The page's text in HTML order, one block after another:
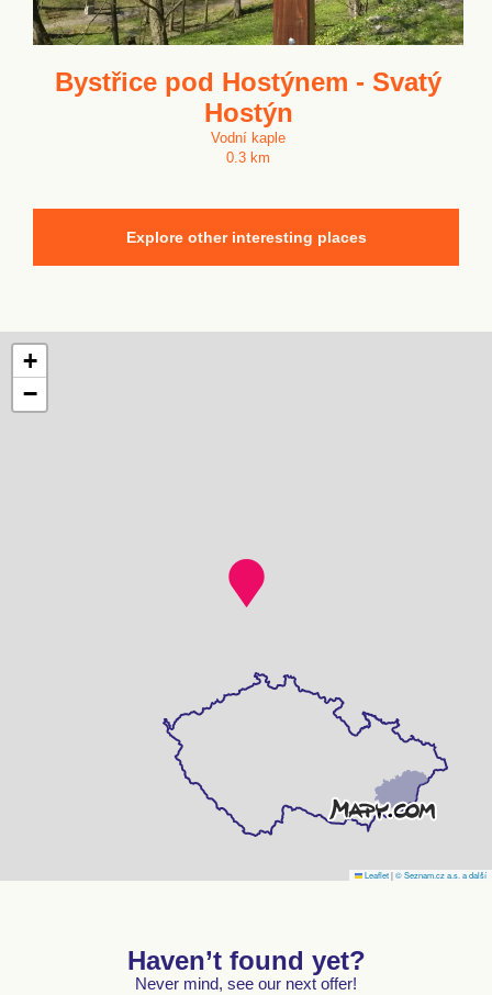
Bystřice pod Hostýnem - Svatý
Hostýn
Vodní kaple
0.3 km
Explore other interesting places
+
−
Leaflet|© Seznam.cz a.s. a další
Haven’t found yet?
Never mind, see our next offer!